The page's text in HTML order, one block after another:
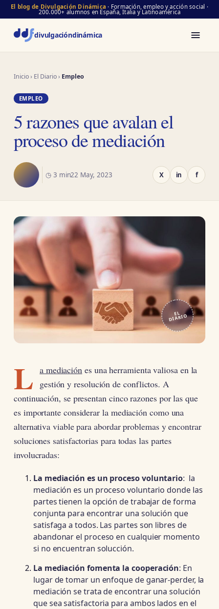
El blog de Divulgación Dinámica · Formación, empleo y acción social ·
200.000+ alumnos en España, Italia y Latinoamérica
divulgacióndinámica
Inicio› El Diario› Empleo
EMPLEO
5 razones que avalan el
proceso de mediación
◷ 3 min22 May, 2023 X in f
EL
DIARIO
L a mediación es una herramienta valiosa en la
gestión y resolución de conflictos. A
continuación, se presentan cinco razones por las que
es importante considerar la mediación como una
alternativa viable para abordar problemas y encontrar
soluciones satisfactorias para todas las partes
involucradas:
La mediación es un proceso voluntario: la
mediación es un proceso voluntario donde las
partes tienen la opción de trabajar de forma
conjunta para encontrar una solución que
satisfaga a todos. Las partes son libres de
abandonar el proceso en cualquier momento
si no encuentran solucción.
La mediación fomenta la cooperación: En
lugar de tomar un enfoque de ganar-perder, la
mediación se trata de encontrar una solución
que sea satisfactoria para ambos lados en el